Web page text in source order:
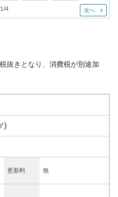
1/4 次へ
抜きとなり、消費税が別途加
)
更新料 無